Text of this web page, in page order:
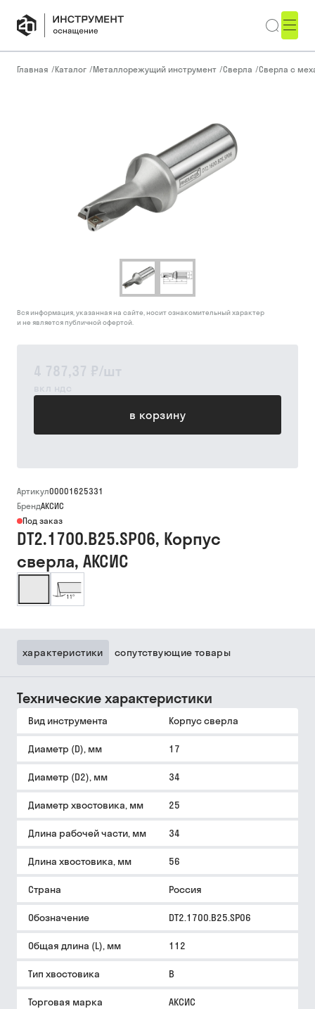
Главная /Каталог /Металлорежущий инструмент /Сверла /Сверла с
4 787,37 ₽/шт
вкл ндс
в корзину
Вся информация, указанная на сайте, носит ознакомительный характер
и не является публичной офертой.
Артикул00001625331
БрендАКСИС
Под заказ
DT2.1700.B25.SP06, Корпус
сверла, АКСИС
характеристики сопутствующие товары
Технические характеристики
Вид инструмента Корпус сверла
Диаметр (D), мм 17
Диаметр (D2), мм 34
Диаметр хвостовика, мм 25
Длина рабочей части, мм 34
Длина хвостовика, мм 56
Страна Россия
Обозначение DT2.1700.B25.SP06
Общая длина (L), мм 112
Тип хвостовика B
Торговая марка АКСИС